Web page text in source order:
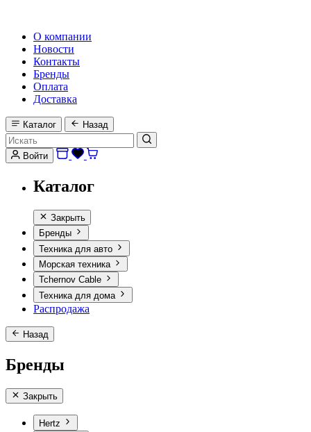
О компании
Новости
Контакты
Бренды
Оплата
Доставка
Каталог Назад
Войти
Каталог
Закрыть
Бренды
Техника для авто
Морская техника
Tchernov Cable
Техника для дома
Распродажа
Назад
Бренды
Закрыть
Hertz